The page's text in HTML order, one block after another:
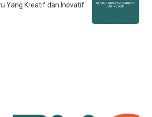
Yang Kreatif dan Inovatif